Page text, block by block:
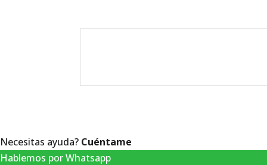
Necesitas ayuda? Cuéntame
Hablemos por Whatsapp